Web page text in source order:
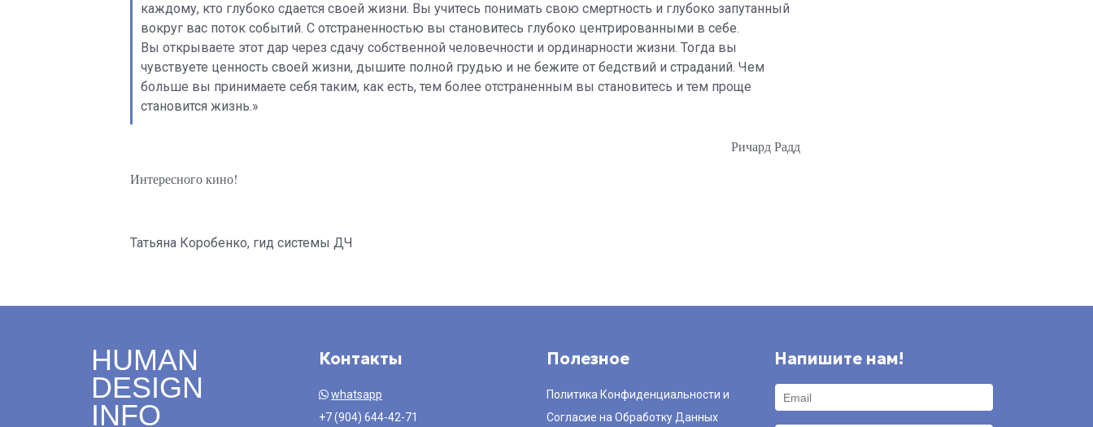
каждому, кто глубоко сдается своей жизни. Вы учитесь понимать свою смертность и глубоко запутанный
вокруг вас поток событий. С отстраненностью вы становитесь глубоко центрированными в себе.
Вы открываете этот дар через сдачу собственной человечности и ординарности жизни. Тогда вы
чувствуете ценность своей жизни, дышите полной грудью и не бежите от бедствий и страданий. Чем
больше вы принимаете себя таким, как есть, тем более отстраненным вы становитесь и тем проще
становится жизнь.»
Ричард Радд
Интересного кино!
Татьяна Коробенко, гид системы ДЧ
HUMAN
DESIGN
INFO
Контакты
whatsapp
+7 (904) 644-42-71
Полезное
Политика Конфиденциальности и
Согласие на Обработку Данных
Напишите нам!